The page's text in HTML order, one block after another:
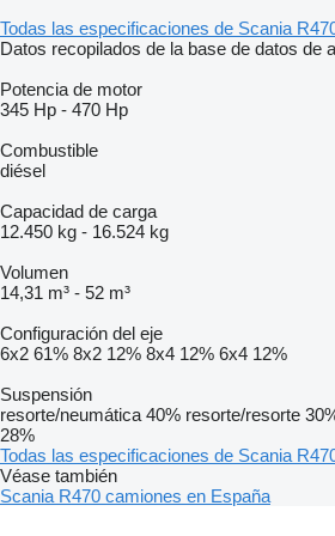
Todas las especificaciones de Scania
Datos recopilados de la base de datos de
Potencia de motor
345 Hp - 470 Hp
Combustible
diésel
Capacidad de carga
12.450 kg - 16.524 kg
Volumen
14,31 m³ - 52 m³
Configuración del eje
6x2 61% 8x2 12% 8x4 12% 6x4 12%
Suspensión
resorte/neumática 40% resorte/resorte
28%
Todas las especificaciones de Scania
Véase también
Scania R470 camiones en España